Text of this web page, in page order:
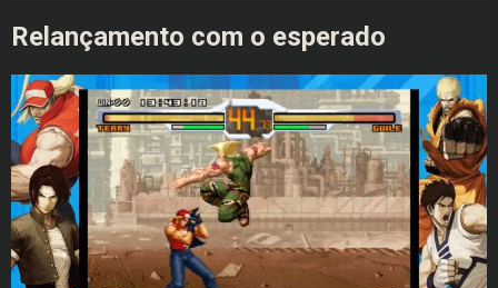
Relançamento com o esperado